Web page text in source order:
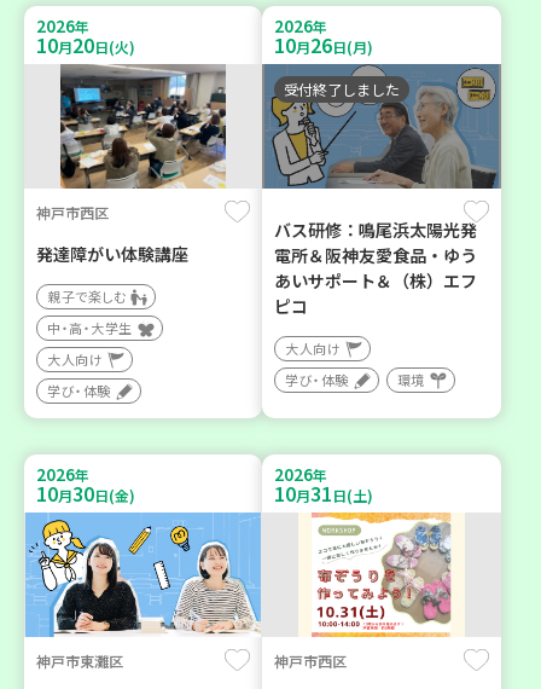
2026年
10月20日(火)
神戸市西区
発達障がい体験講座
親子で楽しむ
中・高・大学生
大人向け
学び・体験
2026年
10月26日(月)
受付終了しました
バス研修：鳴尾浜太陽光発
電所＆阪神友愛食品・ゆう
あいサポート＆（株）エフ
ピコ
大人向け
学び・体験
環境
2026年
10月30日(金)
神戸市東灘区
2026年
10月31日(土)
神戸市西区